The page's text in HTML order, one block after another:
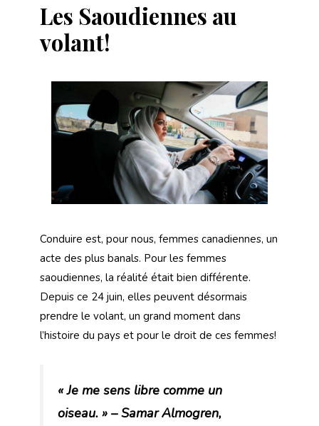
Les Saoudiennes au
volant!
Conduire est, pour nous, femmes canadiennes, un
acte des plus banals. Pour les femmes
saoudiennes, la réalité était bien différente.
Depuis ce 24 juin, elles peuvent désormais
prendre le volant, un grand moment dans
l’histoire du pays et pour le droit de ces femmes!
« Je me sens libre comme un
oiseau. » – Samar Almogren,